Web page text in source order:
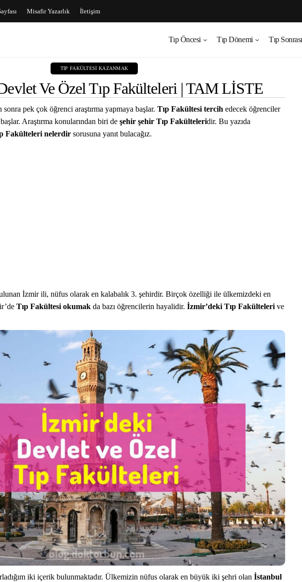
Misafir Yazarlık İletişim
Tıp Öncesi Tıp Dönemi Tıp Sonrası
TIP FAKÜLTESI KAZANMAK
Ve Özel Tıp Fakülteleri | TAM LİSTE
sonra pek çok öğrenci araştırma yapmaya başlar. Tıp Fakültesi tercih edecek öğrenciler
Araştırma konularından biri de şehir şehir Tıp Fakülteleridir. Bu yazıda
Fakülteleri nelerdir sorusuna yanıt bulacağız.
İzmir ili, nüfus olarak en kalabalık 3. şehirdir. Birçok özelliği ile ülkemizdeki en
Tıp Fakültesi okumak da bazı öğrencilerin hayalidir. İzmir’deki Tıp Fakülteleri ve
iki içerik bulunmaktadır. Ülkemizin nüfus olarak en büyük iki şehri olan İstanbul